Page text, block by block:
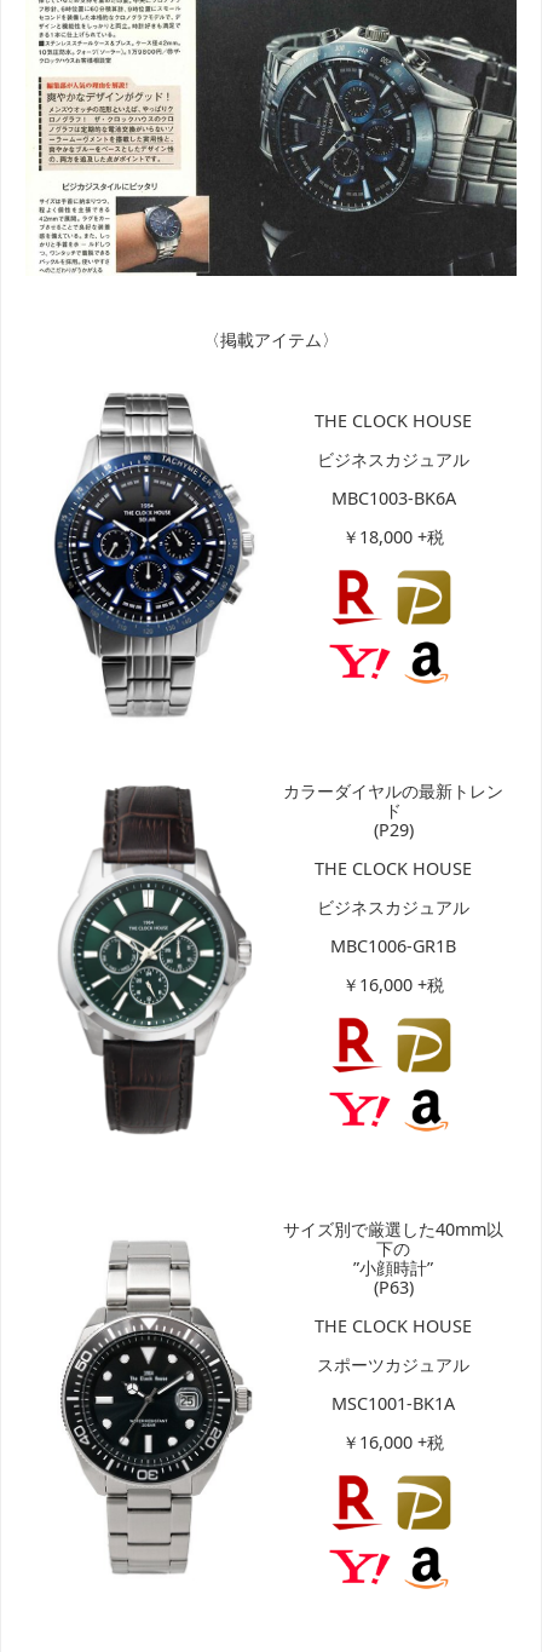
〈掲載アイテム〉
THE CLOCK HOUSE
ビジネスカジュアル
MBC1003-BK6A
￥18,000 +税
カラーダイヤルの最新トレン
ド
(P29)
THE CLOCK HOUSE
ビジネスカジュアル
MBC1006-GR1B
￥16,000 +税
サイズ別で厳選した40mm以
下の
”小顔時計”
(P63)
THE CLOCK HOUSE
スポーツカジュアル
MSC1001-BK1A
￥16,000 +税